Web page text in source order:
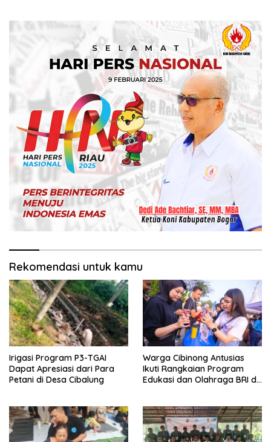
Rekomendasi untuk kamu
Irigasi Program P3-TGAI
Dapat Apresiasi dari Para
Petani di Desa Cibalung
Warga Cibinong Antusias
Ikuti Rangkaian Program
Edukasi dan Olahraga BRI di